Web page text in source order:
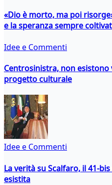
«Dio è morto, ma poi
e la speranza sempre
Idee e Commenti
Centrosinistra, non esistono
progetto culturale
Idee e Commenti
La verità su Scalfaro, il 41-
esistita